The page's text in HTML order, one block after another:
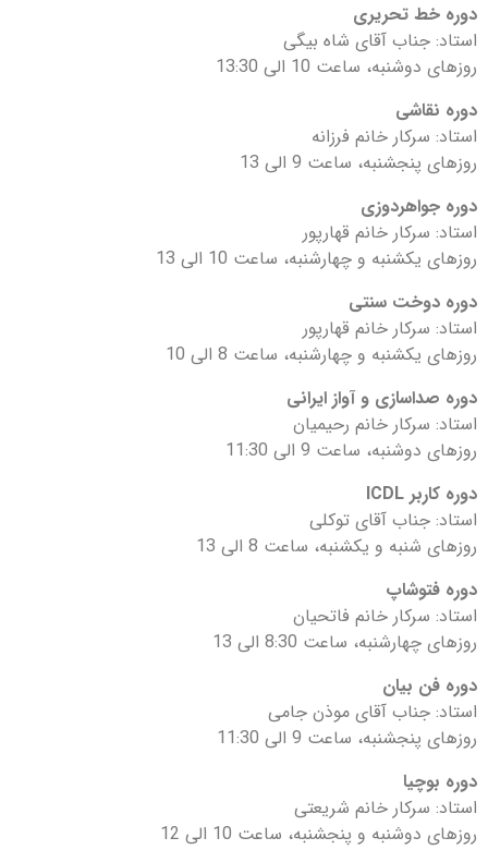
دوره خط تحریری
استاد: جناب آقای شاه بیگی
روزهای دوشنبه، ساعت 10 الی 13:30
دوره نقاشی
استاد: سرکار خانم فرزانه
روزهای پنجشنبه، ساعت 9 الی 13
دوره جواهردوزی
استاد: سرکار خانم قهارپور
روزهای یکشنبه و چهارشنبه، ساعت 10 الی 13
دوره دوخت سنتی
استاد: سرکار خانم قهارپور
روزهای یکشنبه و چهارشنبه، ساعت 8 الی 10
دوره صداسازی و آواز ایرانی
استاد: سرکار خانم رحیمیان
روزهای دوشنبه، ساعت 9 الی 11:30
دوره کاربر ICDL
استاد: جناب آقای توکلی
روزهای شنبه و یکشنبه، ساعت 8 الی 13
دوره فتوشاپ
استاد: سرکار خانم فاتحیان
روزهای چهارشنبه، ساعت 8:30 الی 13
دوره فن بیان
استاد: جناب آقای موذن جامی
روزهای پنجشنبه، ساعت 9 الی 11:30
دوره بوچیا
استاد: سرکار خانم شریعتی
روزهای دوشنبه و پنجشنبه، ساعت 10 الی 12